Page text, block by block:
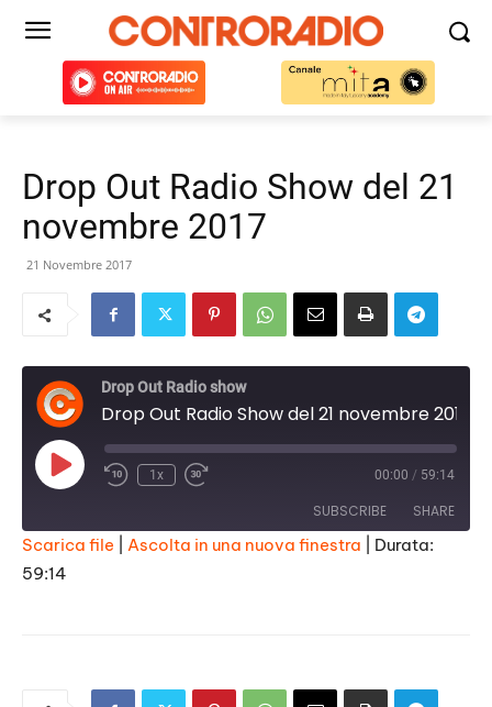
Drop Out Radio Show del 21
novembre 2017
21 Novembre 2017
Drop Out Radio show
Drop Out Radio Show del 21 novembre 2017
Play
Episode
1x 00:00 / 59:14
SUBSCRIBE SHARE
SHARE
Scarica file Ascolta in una nuova finestra
Durata:
59:14